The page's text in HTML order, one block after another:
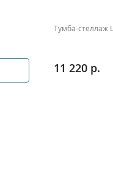
Тумба-стеллаж
11 220